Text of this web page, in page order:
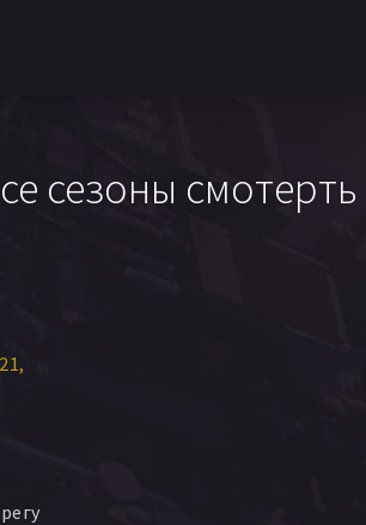
сезоны смотерть